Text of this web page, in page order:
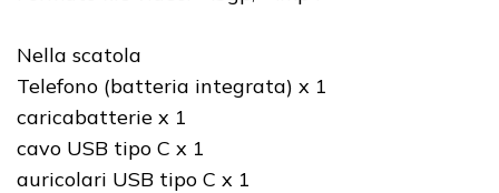
Nella scatola
Telefono (batteria integrata) x 1
caricabatterie x 1
cavo USB tipo C x 1
auricolari USB tipo C x 1